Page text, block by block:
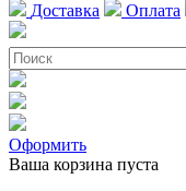
Доставка
Оплата
Оформить
Ваша корзина пуста